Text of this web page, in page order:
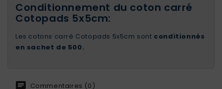
Conditionnement du coton carré
Cotopads 5x5cm:
Les cotons carré Cotopads 5x5cm sont conditionnés
en sachet de 500.
Commentaires (0)